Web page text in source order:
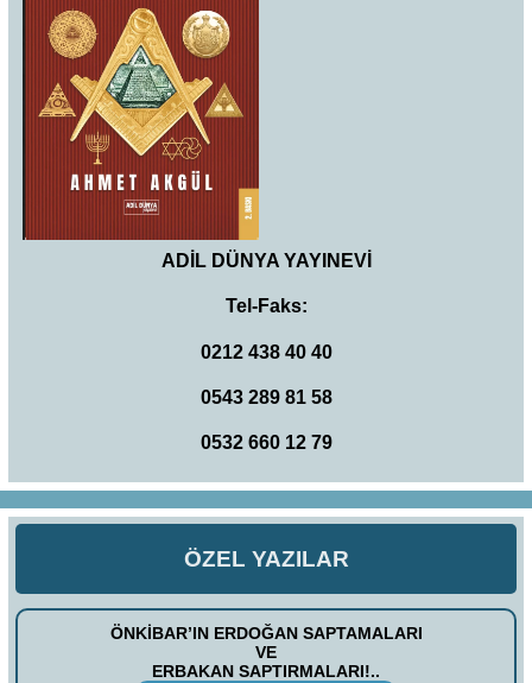
ADİL DÜNYA YAYINEVİ
Tel-Faks:
0212 438 40 40
0543 289 81 58
0532 660 12 79
ÖZEL YAZILAR
ÖNKİBAR’IN ERDOĞAN SAPTAMALARI
VE
ERBAKAN SAPTIRMALARI!..